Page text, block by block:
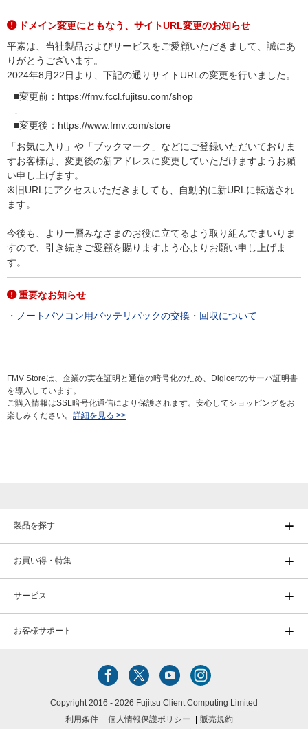
ドメイン変更にともなう、サイトURL変更のお知らせ
平素は、当社製品およびサービスをご愛顧いただきまして、誠にあ
りがとうございます。
2024年8月22日より、下記の通りサイトURLの変更を行いました。
■変更前：https://fmv.fccl.fujitsu.com/shop
↓
■変更後：https://www.fmv.com/store
「お気に入り」や「ブックマーク」などにご登録いただいておりま
すお客様は、変更後の新アドレスに変更していただけますようお願
い申し上げます。
※旧URLにアクセスいただきましても、自動的に新URLに転送され
ます。
今後も、より一層みなさまのお役に立てるよう取り組んでまいりま
すので、引き続きご愛顧を賜りますよう心よりお願い申し上げま
す。
重要なお知らせ
ノートパソコン用バッテリパックの交換・回収について
FMV Storeは、企業の実在証明と通信の暗号化のため、Digicertのサーバ証明書
を導入しています。
ご購入情報はSSL暗号化通信により保護されます。安心してショッピングをお
楽しみください。 詳細を見る >>
製品を探す
お買い得・特集
サービス
お客様サポート
Copyright 2016 - 2026 Fujitsu Client Computing Limited
利用条件
個人情報保護ポリシー 販売規約